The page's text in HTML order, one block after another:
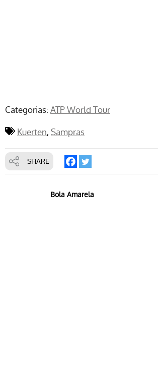
Categorias: ATP World Tour
Kuerten Sampras
SHARE
Bola Amarela